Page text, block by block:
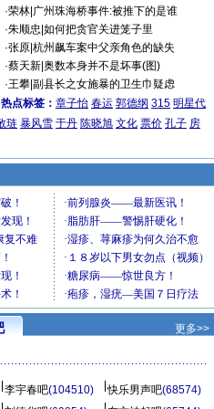
·荣林| 广州珠海桥事件:被推下的是谁
·朱顺忠 如何把贪官关进笼子里
·张原| 杭州飙车案中父亲角色的缺失
·蔡天新| 奥数本身并不是坏事(图)
·王攀| 副县长之女施暴的卫生巾疑虑
热点标签： 章子怡 春运 郭德纲 315 明星代
琏 暴风雪 于丹 陈晓旭 文化 票价 孔子 房
更多>>
李宇春吧(104510) 快乐男声吧(68574)